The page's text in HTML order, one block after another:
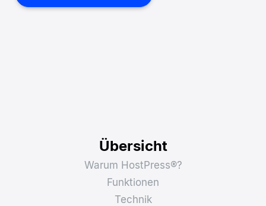
Übersicht
Warum HostPress®?
Funktionen
Technik